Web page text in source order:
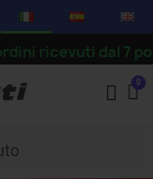
dal 7